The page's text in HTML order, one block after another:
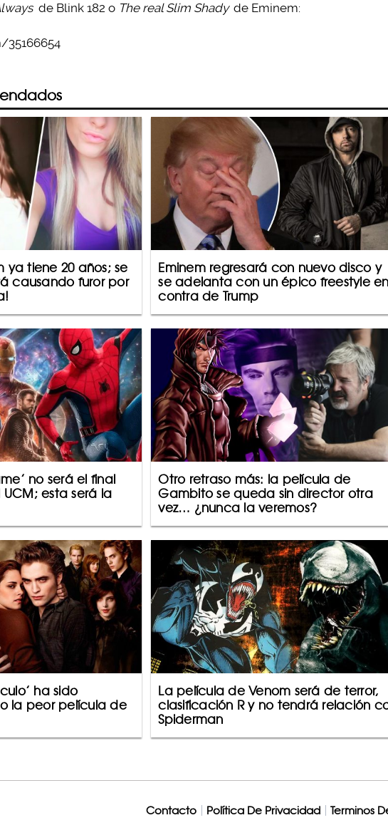
de Blink 182 o The real Slim Shady de Eminem:
ya tiene 20 años; se
causando furor por
Eminem regresará con nuevo disco y
se adelanta con un épico freestyle en
contra de Trump
no será el final
esta será la
Otro retraso más: la película de
Gambito se queda sin director otra
vez… ¿nunca la veremos?
ha sido
la peor película de
La película de Venom será de terror,
clasificación R y no tendrá relación
Spiderman
Contacto Política De Privacidad Terminos